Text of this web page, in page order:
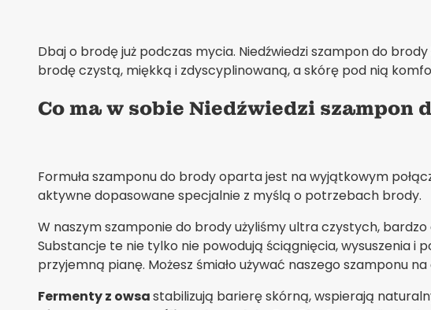
Dbaj o brodę już podczas mycia. Niedźwiedzi szampon do
brodę czystą, miękką i zdyscyplinowaną, a skórę pod nią
Co ma w sobie Niedźwiedzi szampon
Formuła szamponu do brody oparta jest na wyjątkowym
aktywne dopasowane specjalnie z myślą o potrzebach brody.
W naszym szamponie do brody użyliśmy ultra czystych,
Substancje te nie tylko nie powodują ściągnięcia, wysuszenia i
przyjemną pianę. Możesz śmiało używać naszego szamponu
Fermenty z owsastabilizują barierę skórną, wspierają